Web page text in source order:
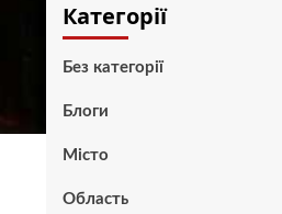
Категорії
Без категорії
Блоги
Місто
Область